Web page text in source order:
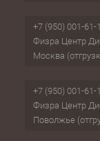
+7 (950) 001-61-
Физра Центр
Москва
+7 (950) 001-61-
Физра Центр
Поволжье